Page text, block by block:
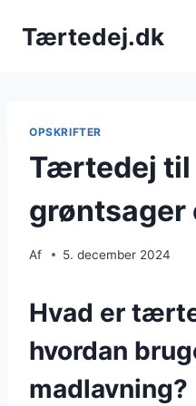
Tærtedej.dk
OPSKRIFTER
Tærtedej
grøntsager
Af 5. december 2024
Hvad er
hvordan
madlavning?